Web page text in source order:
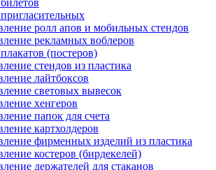
ролл апов и мобильных стендов
рекламных воблеров
(постеров)
стендов из пластика
лайтбоксов
световых вывесок
хенгеров
папок для счета
картхолдеров
фирменных изделий из пластика
костеров (бирдекелей)
держателей для стаканов